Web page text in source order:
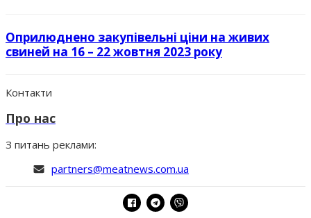
Оприлюднено закупівельні ціни на живих
свиней на 16 – 22 жовтня 2023 року
Контакти
Про нас
З питань реклами:
partners@meatnews.com.ua